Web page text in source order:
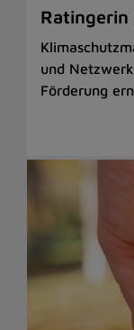
und
Förderung